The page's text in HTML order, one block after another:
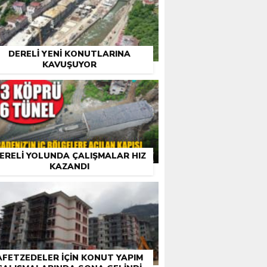
DERELI YENI KONUTLARINA
KAVUŞUYOR
YOLUNDA ÇALIŞMALAR HIZ
KAZANDI
IÇIN KONUT YAPIM